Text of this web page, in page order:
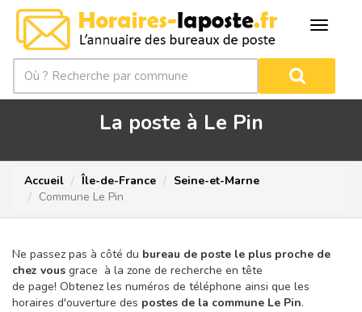
La poste à Le Pin
Accueil Île-de-France
Seine-et-Marne
Commune Le Pin
Ne passez pas à côté du bureau de poste le plus proche de
chez vous grace à la zone de recherche en tête
de page! Obtenez les numéros de téléphone ainsi que les
horaires d'ouverture des postes de la commune Le Pin.